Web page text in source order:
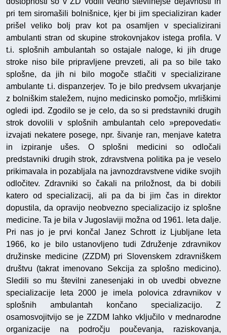
pri tem siromašili bolnišnice, kjer bi jim specializiran kader
prišel veliko bolj prav kot pa osamljen v specializirani
ambulanti stran od skupine strokovnjakov istega profila. V
t.i. splošnih ambulantah so ostajale naloge, ki jih druge
stroke niso bile pripravljene prevzeti, ali pa so bile tako
splošne, da jih ni bilo mogoče stlačiti v specializirane
ambulante t.i. dispanzerjev. To je bilo predvsem ukvarjanje
z bolniškim staležem, nujno medicinsko pomočjo, mrliškimi
ogledi ipd. Zgodilo se je celo, da so si predstavniki drugih
strok dovolili v splošnih ambulantah celo »prepovedati«
izvajati nekatere posege, npr. šivanje ran, menjave katetra
in izpiranje ušes. O splošni medicini so odločali
predstavniki drugih strok, zdravstvena politika pa je veselo
prikimavala in pozabljala na javnozdravstvene vidike svojih
odločitev. Zdravniki so čakali na priložnost, da bi dobili
katero od specializacij, ali pa da bi jim čas in direktor
dopustila, da opravijo neobvezno specializacijo iz splošne
medicine. Ta je bila v Jugoslaviji možna od 1961. leta dalje.
Pri nas jo je prvi končal Janez Schrott iz Ljubljane leta
1966, ko je bilo ustanovljeno tudi Združenje zdravnikov
družinske medicine (ZZDM) pri Slovenskem zdravniškem
društvu (takrat imenovano Sekcija za splošno medicino).
Sledili so mu številni zanesenjaki in ob uvedbi obvezne
specializacije leta 2000 je imela polovica zdravnikov v
splošnih ambulantah končano specializacijo. Z
osamosvojitvijo se je ZZDM lahko vključilo v mednarodne
organizacije na področju poučevanja, raziskovanja,